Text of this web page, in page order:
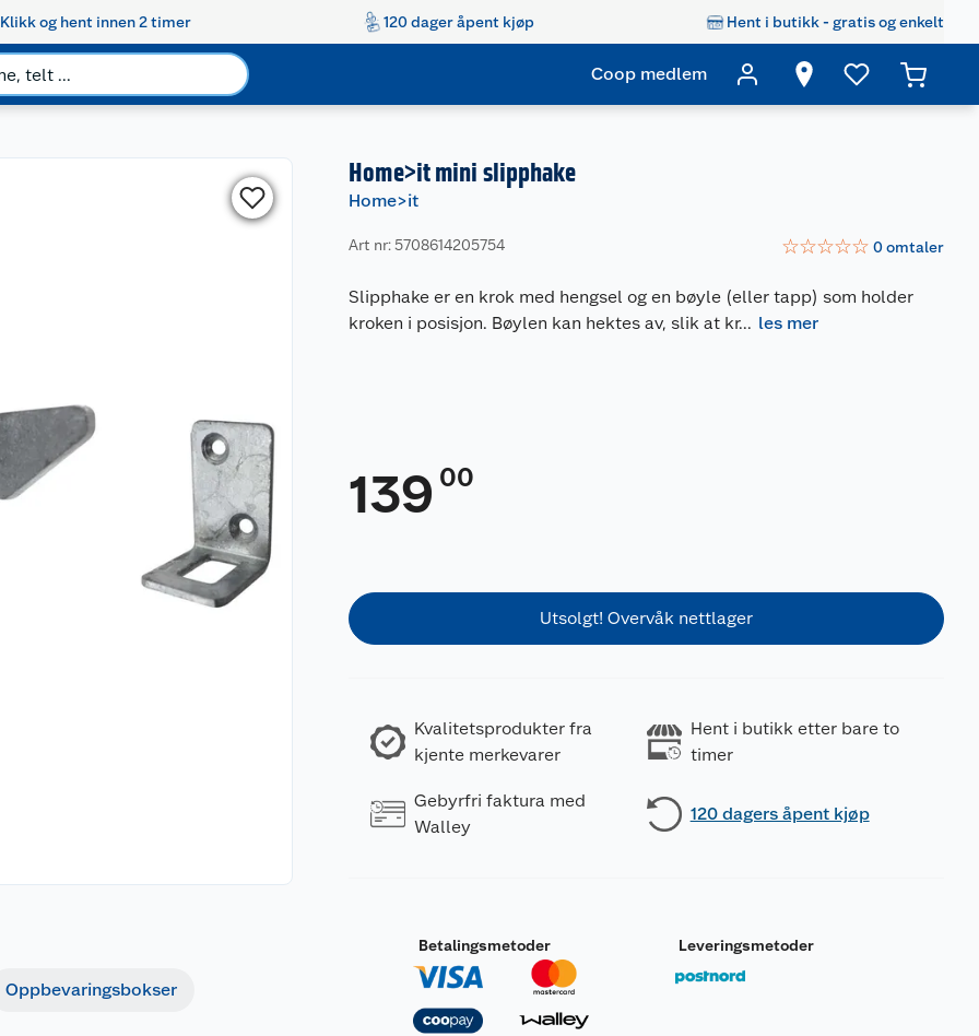
Klikk og hent innen 2 timer 120 dager åpent kjøp Hent i butikk - gratis og enkelt
Coop medlem
Oppbevaringsbokser
Home>it mini slipphake
Home>it
Art nr: 5708614205754 ☆☆☆☆☆ 0omtaler
Slipphake er en krok med hengsel og en bøyle (eller tapp) som holder
kroken i posisjon. Bøylen kan hektes av, slik at kr... les mer
139 00
Utsolgt! Overvåk nettlager
Kvalitetsprodukter fra
kjente merkevarer
Hent i butikk etter bare to
timer
Gebyrfri faktura med
Walley
120 dagers åpent kjøp
Betalingsmetoder Leveringsmetoder